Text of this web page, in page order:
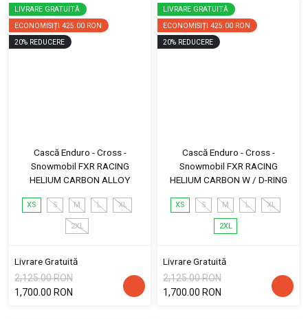
LIVRARE GRATUITĂ
ECONOMISIȚI 425.00 RON
20% REDUCERE
Cască Enduro - Cross -
Snowmobil FXR RACING
HELIUM CARBON ALLOY
XS S M L XL
2XL
Livrare Gratuită
2,125.00 RON
1,700.00 RON
LIVRARE GRATUITĂ
ECONOMISIȚI 425.00 RON
20% REDUCERE
Cască Enduro - Cross -
Snowmobil FXR RACING
HELIUM CARBON W / D-RING
XS S M L XL
2XL
Livrare Gratuită
2,125.00 RON
1,700.00 RON